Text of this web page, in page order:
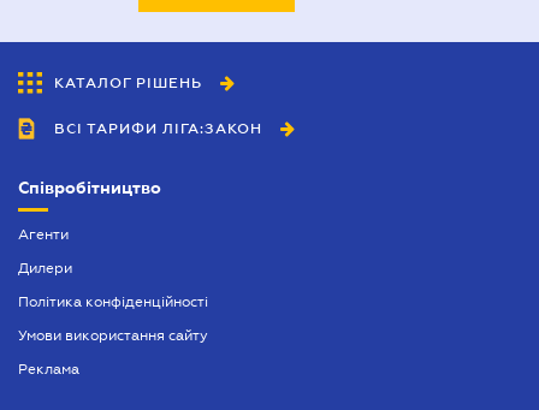
КАТАЛОГ РІШЕНЬ
ВСІ ТАРИФИ ЛІГА:ЗАКОН
Співробітництво
Агенти
Дилери
Політика конфіденційності
Умови використання сайту
Реклама